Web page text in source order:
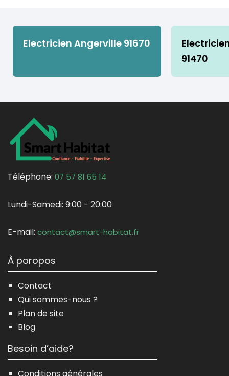
Electricien Angerville 91670
91470
Téléphone: 07 57 81 65 14
Lundi-Samedi: 9:00 - 20:00
E-mail: contact@smart-habitat.fr
À poropos
Contact
Qui sommes-nous ?
Plan de site
Blog
Besoin d’aide?
Conditions générales